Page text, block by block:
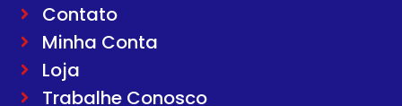
Contato
Minha Conta
Loja
Trabalhe Conosco